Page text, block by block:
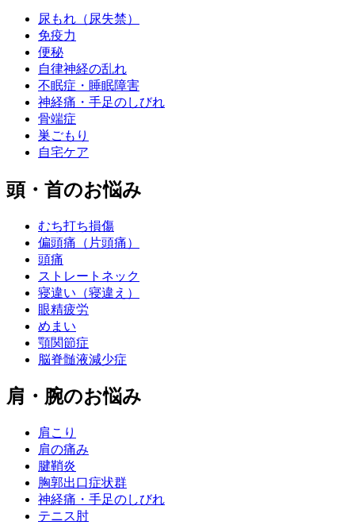
尿もれ（尿失禁）
免疫力
便秘
自律神経の乱れ
不眠症・睡眠障害
神経痛・手足のしびれ
骨端症
巣ごもり
自宅ケア
頭・首のお悩み
むち打ち損傷
偏頭痛（片頭痛）
頭痛
ストレートネック
寝違い（寝違え）
眼精疲労
めまい
顎関節症
脳脊髄液減少症
肩・腕のお悩み
肩こり
肩の痛み
腱鞘炎
胸郭出口症状群
神経痛・手足のしびれ
テニス肘